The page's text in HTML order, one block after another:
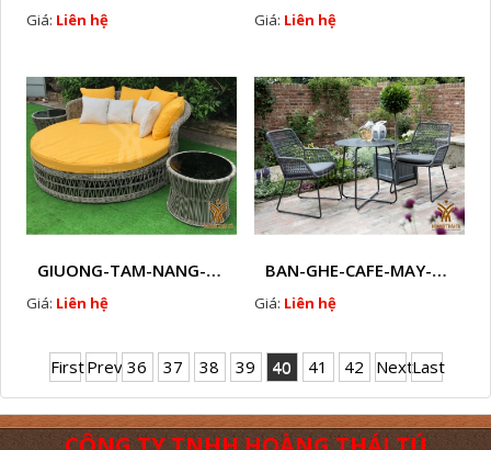
Giá: Liên hệ Giá: Liên hệ
GIUONG-TAM-NANG-GIA-MAY-HTT - B22
Giá: Liên hệ
BAN-GHE-CAFE-MAY-NHUA- HTT - L24
Giá: Liên hệ
FirstPrev 36 37 38 39 40 41 42 NextLast